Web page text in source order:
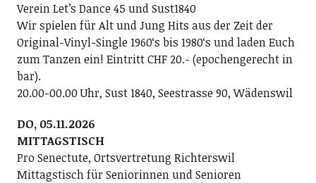
Verein Letʼs Dance 45 und Sust1840
Wir spielen für Alt und Jung Hits aus der Zeit der
Original-Vinyl-Single 1960ʻs bis 1980ʻs und laden Euch
zum Tanzen ein! Eintritt CHF 20.- (epochengerecht in
bar).
20.00-00.00 Uhr, Sust 1840, Seestrasse 90, Wädenswil
DO, 05.11.2026
MITTAGSTISCH
Pro Senectute, Ortsvertretung Richterswil
Mittagstisch für Seniorinnen und Senioren